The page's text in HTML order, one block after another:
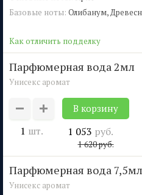
Как отличить подделку
Базовые ноты: Олибанум,
парфюмерная вода 2мл
Унисекс аромат
1 шт. 1 053 руб.
1 620руб.
парфюмерная вода 7,5мл
Унисекс аромат